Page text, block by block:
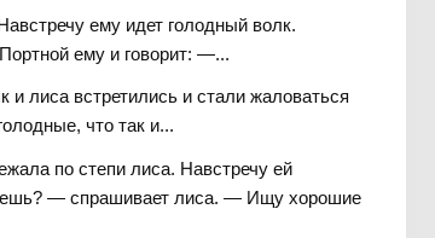
ему идет голодный волк.
ему и говорит: —...
и лиса встретились и стали жаловаться
что так и...
по степи лиса. Навстречу ей
— спрашивает лиса. — Ищу хорошие